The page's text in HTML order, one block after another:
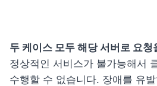
두 케이스 모두 해당 서버로 요청
정상적인 서비스가 불가능해서
수행할 수 없습니다. 장애를 유